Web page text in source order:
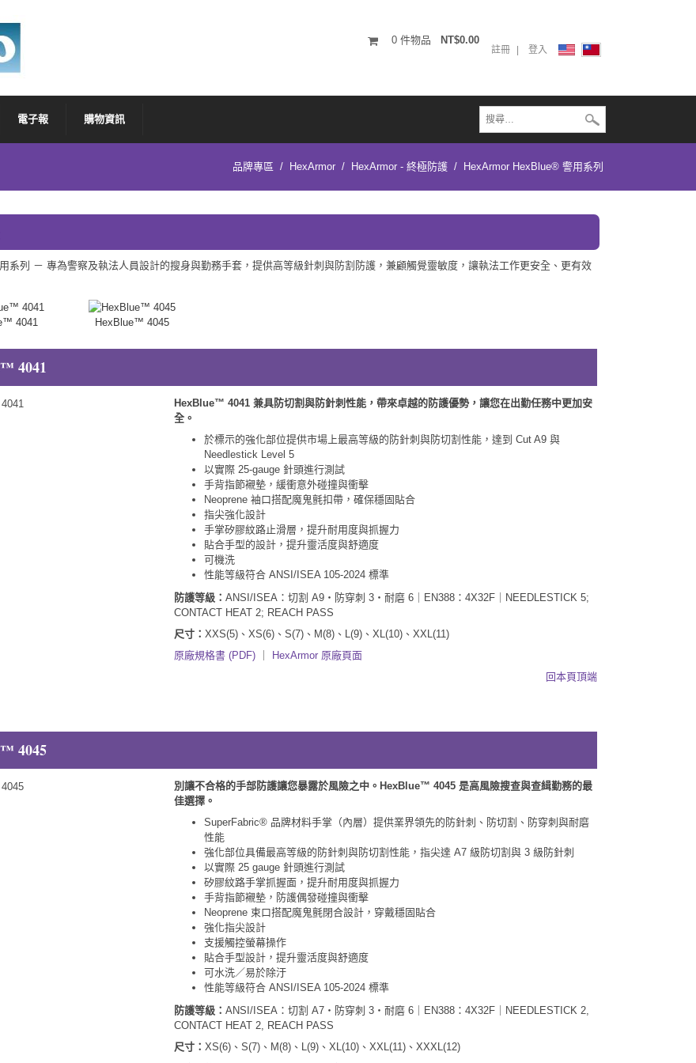
註冊 登入
0 件物品 NT$0.00
電子報 購物資訊
品牌專區 / HexArmor / HexArmor - 終極防護 / HexArmor HexBlue® 警用系列
系列 － 專為警察及執法人員設計的搜身與勤務手套，提供高等級針刺與防割防護，兼顧觸覺靈敏度，讓執法工作更安全、更有效
4041 HexBlue™ 4045
4041
HexBlue™ 4041 兼具防切割與防針刺性能，帶來卓越的防護優勢，讓您在出勤任務中更加安
全。
於標示的強化部位提供市場上最高等級的防針刺與防切割性能，達到 Cut A9 與
Needlestick Level 5
以實際 25-gauge 針頭進行測試
手背指節襯墊，緩衝意外碰撞與衝擊
Neoprene 袖口搭配魔鬼氈扣帶，確保穩固貼合
指尖強化設計
手掌矽膠紋路止滑層，提升耐用度與抓握力
貼合手型的設計，提升靈活度與舒適度
可機洗
性能等級符合 ANSI/ISEA 105-2024 標準
防護等級：ANSI/ISEA：切割 A9・防穿刺 3・耐磨 6｜EN388：4X32F｜NEEDLESTICK 5;
CONTACT HEAT 2; REACH PASS
尺寸：XXS(5)、XS(6)、S(7)、M(8)、L(9)、XL(10)、XXL(11)
原廠規格書 (PDF)
HexArmor 原廠頁面
回本頁頂端
4045
別讓不合格的手部防護讓您暴露於風險之中。HexBlue™ 4045 是高風險搜查與查緝勤務的最
佳選擇。
SuperFabric® 品牌材料手掌（內層）提供業界領先的防針刺、防切割、防穿刺與耐磨
性能
強化部位具備最高等級的防針刺與防切割性能，指尖達 A7 級防切割與 3 級防針刺
以實際 25 gauge 針頭進行測試
矽膠紋路手掌抓握面，提升耐用度與抓握力
手背指節襯墊，防護偶發碰撞與衝擊
Neoprene 束口搭配魔鬼氈閉合設計，穿戴穩固貼合
強化指尖設計
支援觸控螢幕操作
貼合手型設計，提升靈活度與舒適度
可水洗／易於除汙
性能等級符合 ANSI/ISEA 105-2024 標準
防護等級：ANSI/ISEA：切割 A7・防穿刺 3・耐磨 6｜EN388：4X32F｜NEEDLESTICK 2,
CONTACT HEAT 2, REACH PASS
尺寸：XS(6)、S(7)、M(8)、L(9)、XL(10)、XXL(11)、XXXL(12)